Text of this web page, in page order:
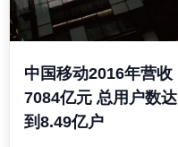
中国移动2016年营收
7084亿元 总用户数达
到8.49亿户